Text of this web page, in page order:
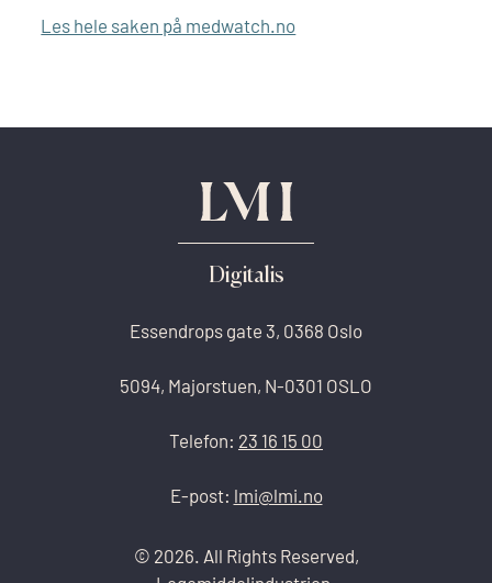
Les hele saken på medwatch.no
Digitalis
Essendrops gate 3, 0368 Oslo
5094, Majorstuen, N-0301 OSLO
Telefon: 23 16 15 00
E-post: lmi@lmi.no
© 2026. All Rights Reserved,